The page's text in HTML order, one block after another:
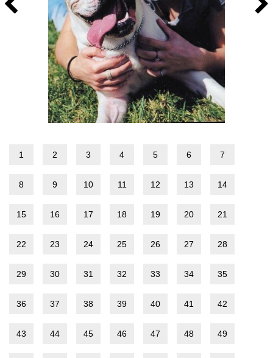
1 2 3 4 5 6 7
8 9 10 11 12 13 14
15 16 17 18 19 20 21
22 23 24 25 26 27 28
29 30 31 32 33 34 35
36 37 38 39 40 41 42
43 44 45 46 47 48 49